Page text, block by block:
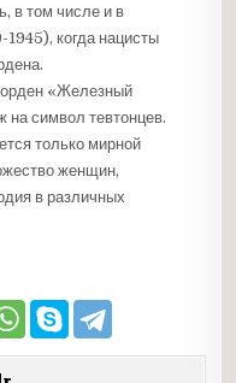
в том числе и в
когда нацисты
орден «Железный
на символ тевтонцев.
только мирной
женщин,
в различных